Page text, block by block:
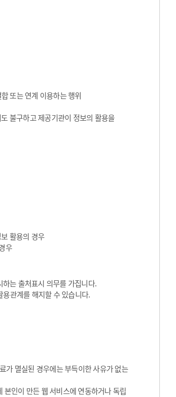
또는 연계 이용하는 행위
불구하고 제공기관이 정보의 활용을
활용의 경우
우
는 출처표시 의무를 가집니다.
관계를 해지할 수 있습니다.
가 멸실된 경우에는 부득이한 사유가 없는
인이 만든 웹 서비스에 연동하거나 독립